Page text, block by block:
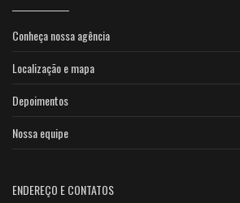
Conheça nossa agência
Localização e mapa
Depoimentos
Nossa equipe
ENDEREÇO E CONTATOS